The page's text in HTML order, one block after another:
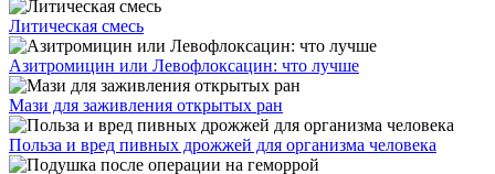
Литическая смесь
Азитромицин или Левофлоксацин: что лучше
Мази для заживления открытых ран
Польза и вред пивных дрожжей для организма человека